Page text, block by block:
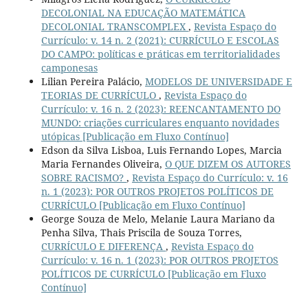
DECOLONIAL NA EDUCAÇÃO MATEMÁTICA
DECOLONIAL TRANSCOMPLEX , Revista Espaço do
Currículo: v. 14 n. 2 (2021): CURRÍCULO E ESCOLAS
DO CAMPO: políticas e práticas em territorialidades
camponesas
Lilian Pereira Palácio, MODELOS DE UNIVERSIDADE E
TEORIAS DE CURRÍCULO , Revista Espaço do
Currículo: v. 16 n. 2 (2023): REENCANTAMENTO DO
MUNDO: criações curriculares enquanto novidades
utópicas [Publicação em Fluxo Contínuo]
Edson da Silva Lisboa, Luis Fernando Lopes, Marcia
Maria Fernandes Oliveira, O QUE DIZEM OS AUTORES
SOBRE RACISMO? , Revista Espaço do Currículo: v. 16
n. 1 (2023): POR OUTROS PROJETOS POLÍTICOS DE
CURRÍCULO [Publicação em Fluxo Contínuo]
George Souza de Melo, Melanie Laura Mariano da
Penha Silva, Thais Priscila de Souza Torres,
CURRÍCULO E DIFERENÇA , Revista Espaço do
Currículo: v. 16 n. 1 (2023): POR OUTROS PROJETOS
POLÍTICOS DE CURRÍCULO [Publicação em Fluxo
Contínuo]